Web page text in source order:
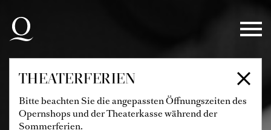
Zur Hauptnavigation springen
Zum Hauptinhalt springen
Zum Footer springen
THEATERFERIEN
Bitte beachten Sie die angepassten Öffnungszeiten des
Opernshops und der Theaterkasse während der
Sommerferien.